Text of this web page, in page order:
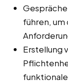
führen, um
Erstellung